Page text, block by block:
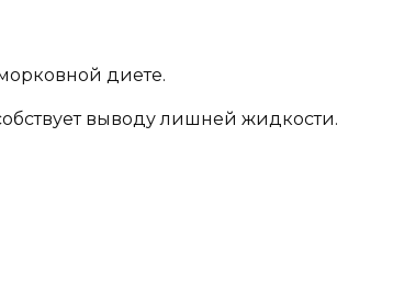
диете.
выводу лишней жидкости.